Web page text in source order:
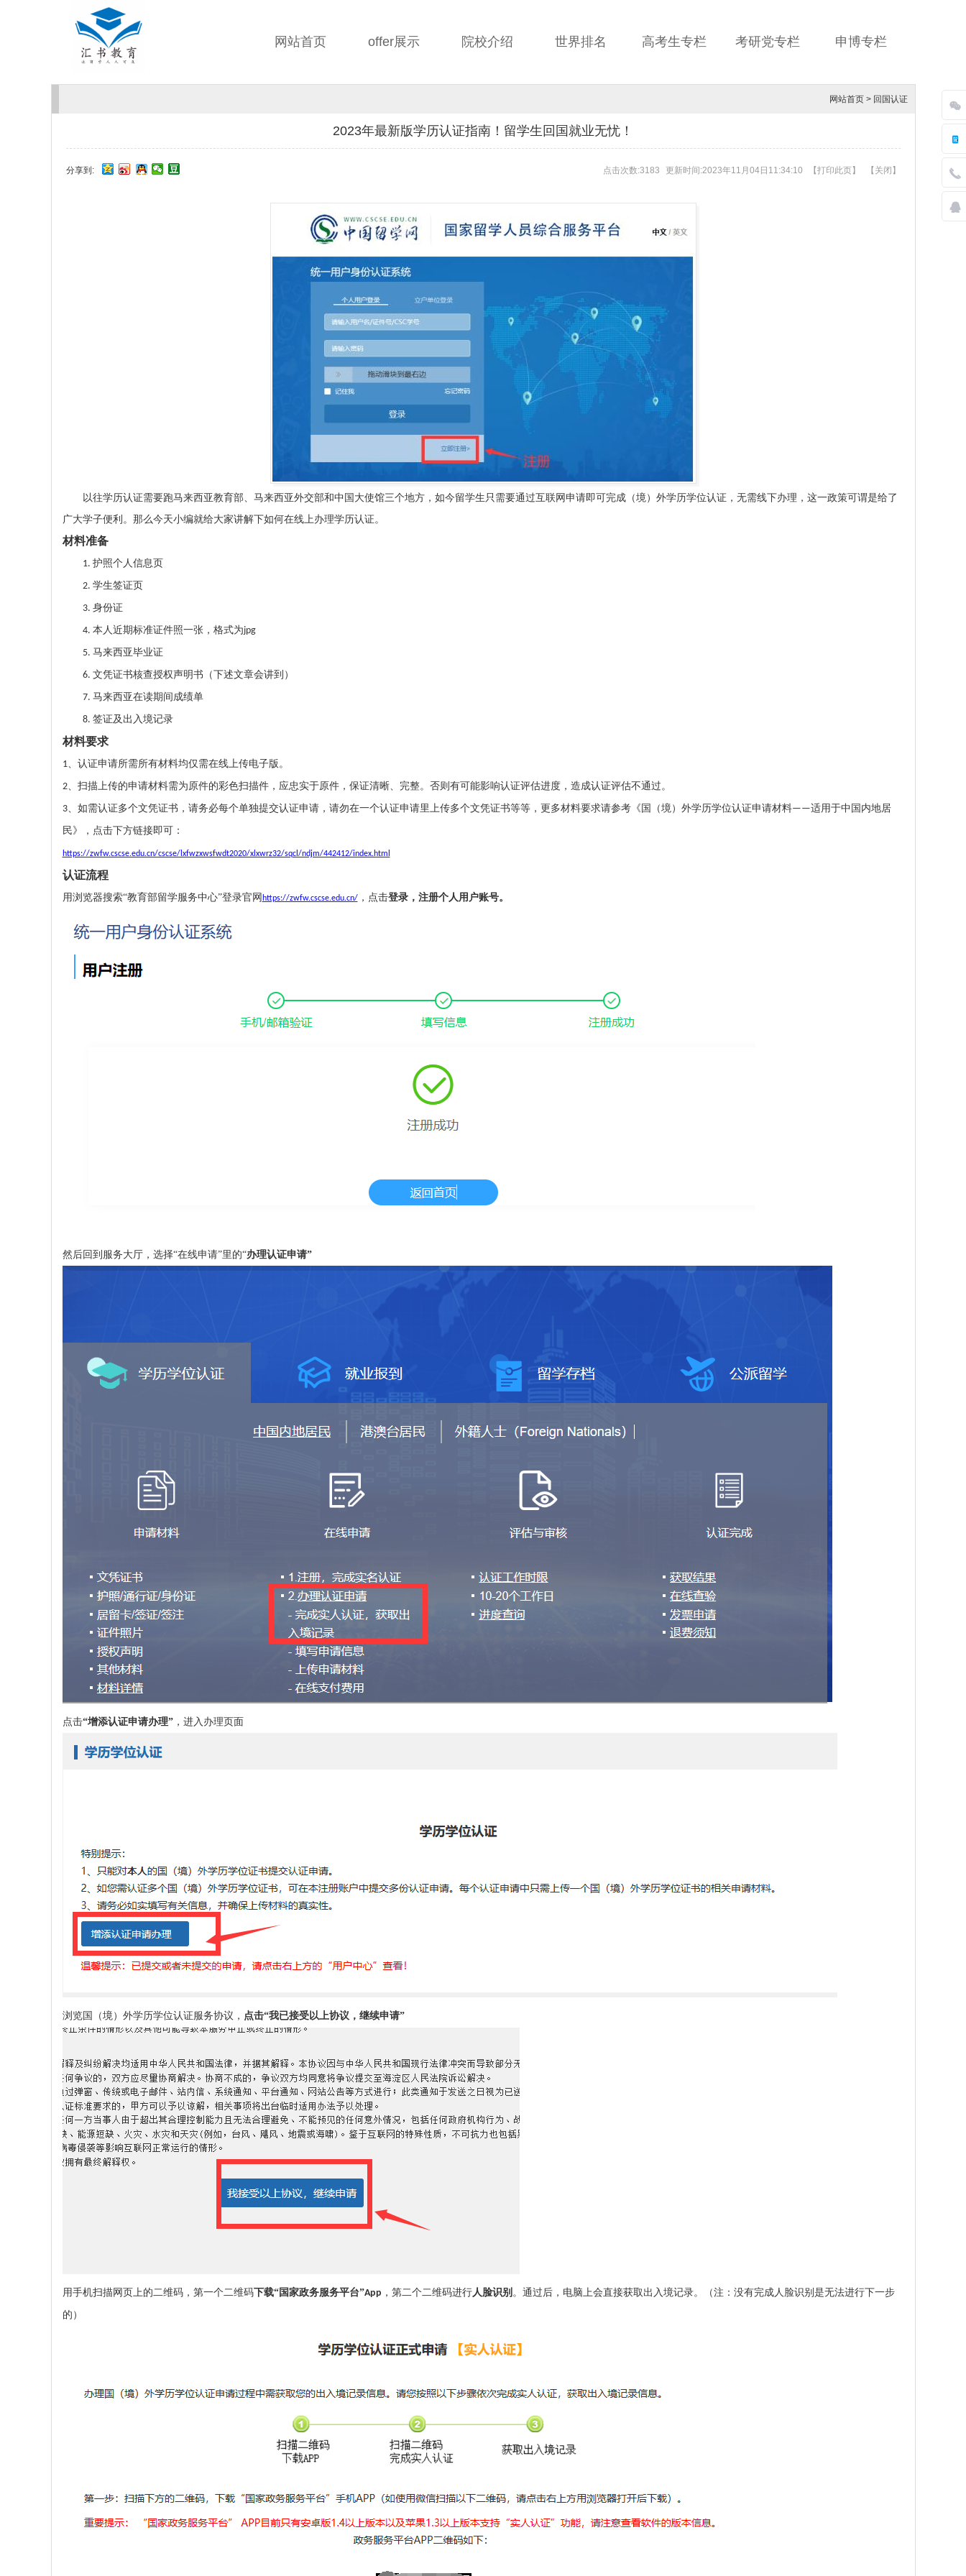
网站首页 offer展示 院校介绍 世界排名 高考生专栏 考研党专栏 申博专栏
网站首页> 回国认证
2023年最新版学历认证指南！留学生回国就业无忧！
分享到: 点击次数:3183 更新时间:2023年11月04日11:34:10 【打印此页】 【 关闭 】
以往学历认证需要跑马来西亚教育部、马来西亚外交部和中国大使馆三个地方，如今留学生只需要通过互联网申请即可完成（境）外学历学位认证，无需线下办理，这一政策可谓是给了
广大学子便利。那么今天小编就给大家讲解下如何在线上办理学历认证。
材料准备
1. 护照个人信息页
2. 学生签证页
3. 身份证
4. 本人近期标准证件照一张，格式为jpg
5. 马来西亚毕业证
6. 文凭证书核查授权声明书（下述文章会讲到）
7. 马来西亚在读期间成绩单
8. 签证及出入境记录
材料要求
1、 认证申请所需所有材料均仅需在线上传电子版 。
2、 扫描上传的申请材料需为原件的彩色扫描件，应忠实于原件，保证清晰、完整。否则有可能影响认证评估进度，造成认证评估不通过。
3、如需认证多个文凭证书，请务必每个单独提交认证申请，请勿在一个认证申请里上传多个文凭证书等等，更多材料要求请参考《 国（境）外学历学位认证申请材料——适用于中国内地居
民》，点击下方链接即可：
https://zwfw.cscse.edu.cn/cscse/lxfwzxwsfwdt2020/xlxwrz32/sqcl/ndjm/442412/index.html
认证流程
用浏览器搜索“教育部留学服务中心”登录官网 https://zwfw.cscse.edu.cn/，点击登录，注册个人用户账号。
然后回到服务大厅，选择“在线申请”里的“办理认证申请”
点击“增添认证申请办理”，进入办理页面
浏览国 （境）外学历学位认证服务协议， 点击“我已接受以上协议，继续申请”
用手机扫描网页上的二维码， 第一个二维码下载“国家政务服务平台”App ， 第二个二维码进行人脸识别 。 通过后，电脑上会直接获取出入境记录。 （注：没有完成人脸识别是无法进行下一步
的 ）